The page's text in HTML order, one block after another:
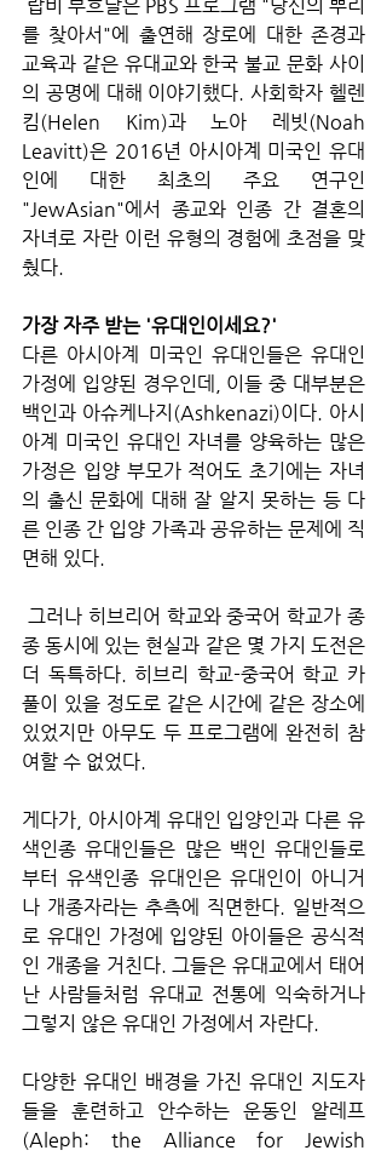
를 찾아서"에 출연해 장로에 대한 존경과
교육과 같은 유대교와 한국 불교 문화 사이
의 공명에 대해 이야기했다. 사회학자 헬렌
킴(Helen Kim)과 노아 레빗(Noah
Leavitt)은 2016년 아시아계 미국인 유대
인에 대한 최초의 주요 연구인
"JewAsian"에서 종교와 인종 간 결혼의
자녀로 자란 이런 유형의 경험에 초점을 맞
췄다.
가장 자주 받는 '유대인이세요?'
다른 아시아계 미국인 유대인들은 유대인
가정에 입양된 경우인데, 이들 중 대부분은
백인과 아슈케나지(Ashkenazi)이다. 아시
아계 미국인 유대인 자녀를 양육하는 많은
가정은 입양 부모가 적어도 초기에는 자녀
의 출신 문화에 대해 잘 알지 못하는 등 다
른 인종 간 입양 가족과 공유하는 문제에 직
면해 있다.
종 동시에 있는 현실과 같은 몇 가지 도전은
더 독특하다. 히브리 학교-중국어 학교 카
풀이 있을 정도로 같은 시간에 같은 장소에
있었지만 아무도 두 프로그램에 완전히 참
여할 수 없었다.
게다가, 아시아계 유대인 입양인과 다른 유
색인종 유대인들은 많은 백인 유대인들로
부터 유색인종 유대인은 유대인이 아니거
나 개종자라는 추측에 직면한다. 일반적으
로 유대인 가정에 입양된 아이들은 공식적
인 개종을 거친다. 그들은 유대교에서 태어
난 사람들처럼 유대교 전통에 익숙하거나
그렇지 않은 유대인 가정에서 자란다.
다양한 유대인 배경을 가진 유대인 지도자
들을 훈련하고 안수하는 운동인 알레프
(Aleph: the Alliance for Jewish